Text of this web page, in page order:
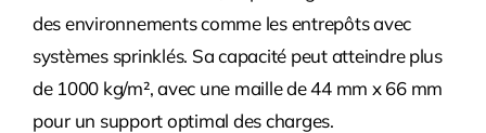
des environnements comme les entrepôts avec
systèmes sprinklés. Sa capacité peut atteindre plus
de 1000 kg/m², avec une maille de 44 mm x 66 mm
pour un support optimal des charges.